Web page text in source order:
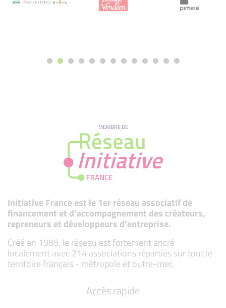
MEMBRE DE
Initiative France est le 1er réseau associatif de
financement et d’accompagnement des créateurs,
repreneurs et développeurs d’entreprise.
Créé en 1985, le réseau est fortement ancré
localement avec 214 associations réparties sur tout le
territoire français - métropole et outre-mer.
Accès rapide